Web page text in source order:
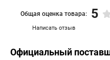
Написать отзыв
Общая оценка товара: 5
Официальный